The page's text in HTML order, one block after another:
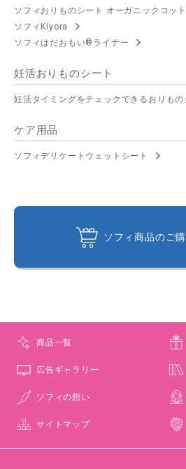
ソフィおりものシート オーガニックコッ
ソフィKiyora
ソフィはだおもい®ライナー
妊活おりものシート
妊活タイミングをチェックできるおりもの
ケア用品
ソフィデリケートウェットシート
ソフィ商品のご
商品一覧
広告ギャラリー
ソフィの想い
サイトマップ